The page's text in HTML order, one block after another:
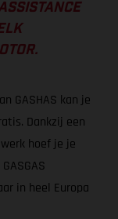
GASHAS kan je
Dankzij een
hoef je je
in heel Europa